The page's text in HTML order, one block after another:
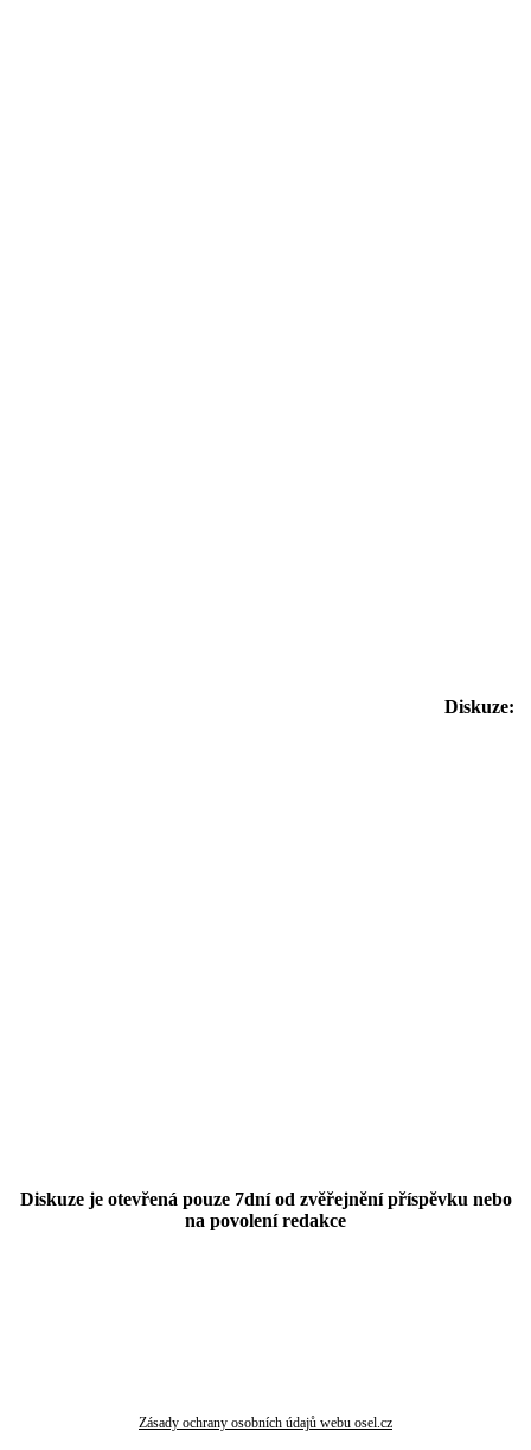
Diskuze:
Diskuze je otevřená pouze 7dní od zvěřejnění příspěvku nebo
na povolení redakce
Zásady ochrany osobních údajů webu osel.cz